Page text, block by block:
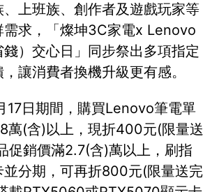
上班族、創作者及遊戲玩家等
需求，「燦坤3C家電x Lenovo
）交心日」同步祭出多項指定
讓消費者換機升級更有感。
17日期間，購買Lenovo筆電單
萬(含)以上，現折400元(限量送
促銷價滿2.7(含)萬以上，刷指
並分期，可再折800元(限量送完